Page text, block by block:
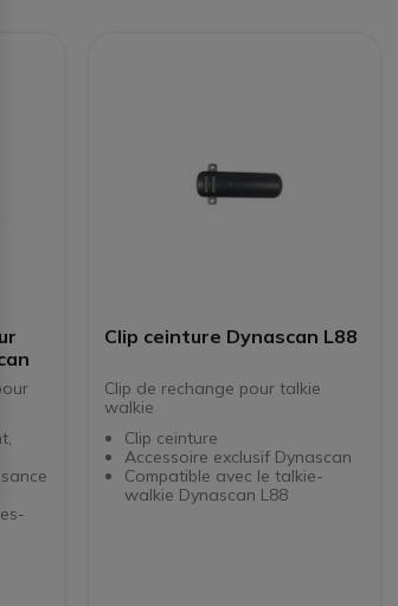
Clip ceinture Dynascan L88
Clip de rechange pour talkie
walkie
Clip ceinture
Accessoire exclusif Dynascan
Compatible avec le talkie-
walkie Dynascan L88